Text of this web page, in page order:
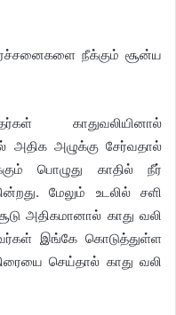
நீக்கும் சூன்ய
காதுவலியினால்
அதிக அழுக்கு சேர்வதால்
பொழுது காதில் நீர்
மேலும் உடலில் சளி
அதிகமானால் காது வலி
இங்கே கொடுத்துள்ள
செய்தால் காது வலி